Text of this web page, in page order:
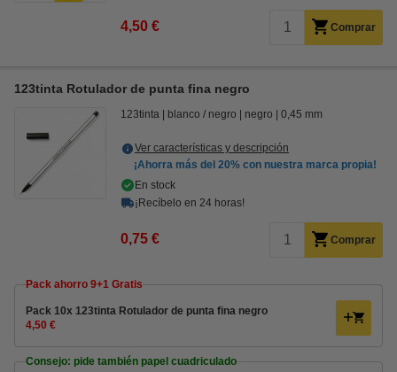
4,50 € Comprar
123tinta Rotulador de punta fina negro
123tinta blanco / negro negro 0,45 mm
Ver características y descripción
¡Ahorra más del 20% con nuestra marca propia!
En stock
¡Recíbelo en 24 horas!
0,75 € Comprar
Pack ahorro 9+1 Gratis
Pack 10x 123tinta Rotulador de punta fina negro
4,50 €
Consejo: pide también papel cuadriculado